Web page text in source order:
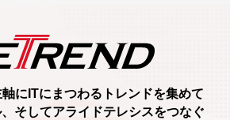
に ITにまつわるトレンドを集めて
そしてアライドテレシスをつなぐ